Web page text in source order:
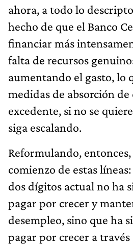
ahora, a todo lo
hecho de que el Banco
financiar más
falta de recursos
aumentando el gasto, lo
medidas de absorción
excedente, si no se
siga escalando.
Reformulando,
comienzo de estas
dos dígitos actual no ha
pagar por crecer y
desempleo, sino que ha
pagar por crecer a